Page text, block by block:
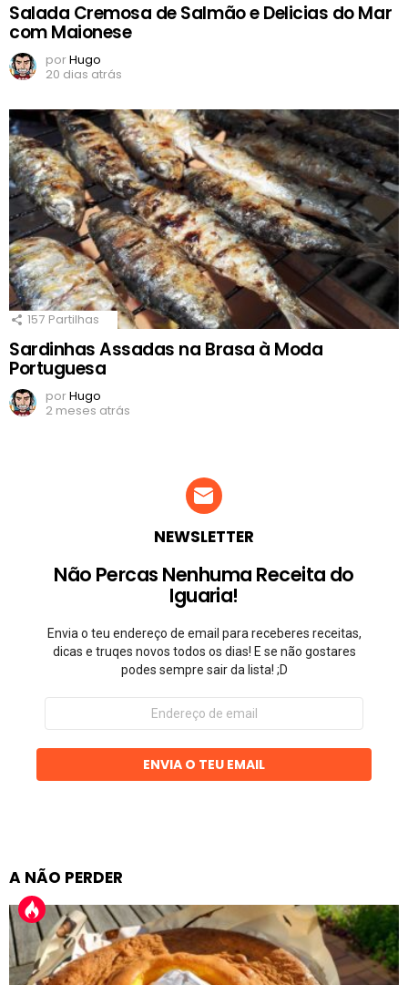
Salada Cremosa de Salmão e Delicias do Mar
com Maionese
porHugo
20 dias atrás
157 Partilhas
Sardinhas Assadas na Brasa à Moda
Portuguesa
porHugo
2 meses atrás
NEWSLETTER
Não Percas Nenhuma Receita do
Iguaria!
Envia o teu endereço de email para receberes receitas,
dicas e truqes novos todos os dias! E se não gostares
podes sempre sair da lista! ;D
Endereço
email
ENVIA O TEU EMAIL
A NÃO PERDER